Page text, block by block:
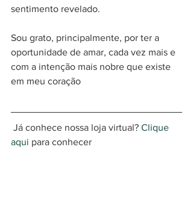
sentimento revelado.
Sou grato, principalmente, por ter a
oportunidade de amar, cada vez mais e
com a intenção mais nobre que existe
em meu coração
Já conhece nossa loja virtual? Clique
aqui para conhecer